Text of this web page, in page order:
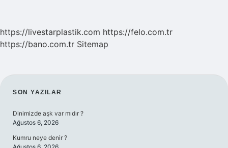
https://livestarplastik.com https://felo.com.tr
https://bano.com.tr Sitemap
SIDEBAR
SON YAZILAR
Dinimizde aşk var mıdır ?
Ağustos 6, 2026
Kumru neye denir ?